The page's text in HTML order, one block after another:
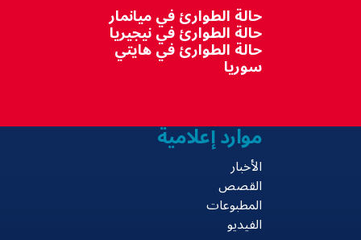
حالة الطوارئ في ميانمار
حالة الطوارئ في نيجيريا
حالة الطوارئ في هايتي
سوريا
موارد إعلامية
الأخبار
القصص
المطبوعات
الفيديو